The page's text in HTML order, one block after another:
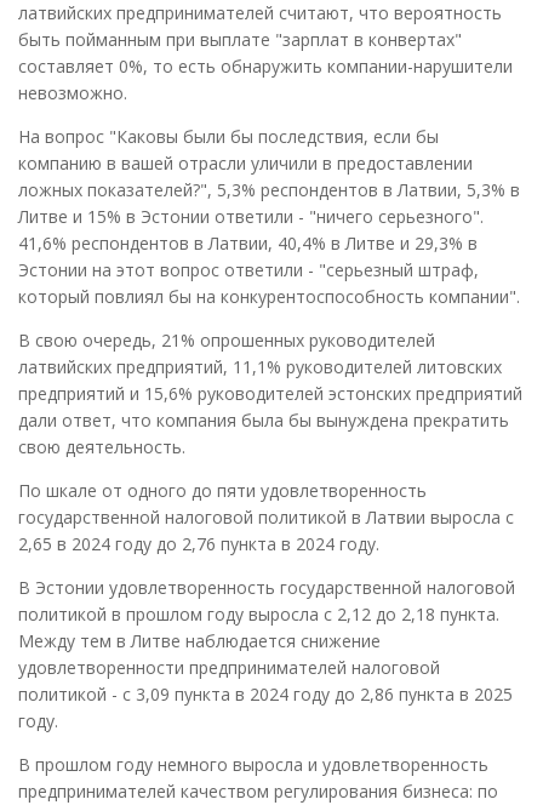
латвийских предпринимателей считают, что вероятность
быть пойманным при выплате "зарплат в конвертах"
составляет 0%, то есть обнаружить компании-нарушители
невозможно.
На вопрос "Каковы были бы последствия, если бы
компанию в вашей отрасли уличили в предоставлении
ложных показателей?", 5,3% респондентов в Латвии, 5,3% в
Литве и 15% в Эстонии ответили - "ничего серьезного".
41,6% респондентов в Латвии, 40,4% в Литве и 29,3% в
Эстонии на этот вопрос ответили - "серьезный штраф,
который повлиял бы на конкурентоспособность компании".
В свою очередь, 21% опрошенных руководителей
латвийских предприятий, 11,1% руководителей литовских
предприятий и 15,6% руководителей эстонских предприятий
дали ответ, что компания была бы вынуждена прекратить
свою деятельность.
По шкале от одного до пяти удовлетворенность
государственной налоговой политикой в Латвии выросла с
2,65 в 2024 году до 2,76 пункта в 2024 году.
В Эстонии удовлетворенность государственной налоговой
политикой в прошлом году выросла с 2,12 до 2,18 пункта.
Между тем в Литве наблюдается снижение
удовлетворенности предпринимателей налоговой
политикой - с 3,09 пункта в 2024 году до 2,86 пункта в 2025
году.
В прошлом году немного выросла и удовлетворенность
предпринимателей качеством регулирования бизнеса: по